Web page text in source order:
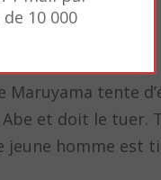
tente
et doit le tuer.
jeune homme est
10 000